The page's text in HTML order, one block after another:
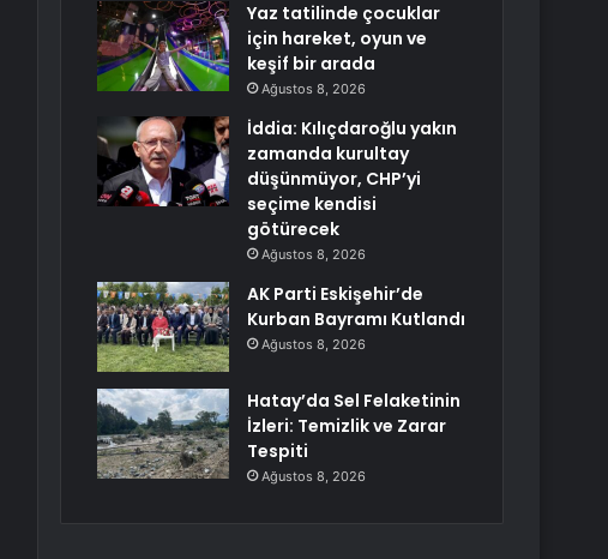
Yaz tatilinde çocuklar
için hareket, oyun ve
keşif bir arada
Ağustos 8, 2026
İddia: Kılıçdaroğlu yakın
zamanda kurultay
düşünmüyor, CHP’yi
seçime kendisi
götürecek
Ağustos 8, 2026
AK Parti Eskişehir’de
Kurban Bayramı Kutlandı
Ağustos 8, 2026
Hatay’da Sel Felaketinin
İzleri: Temizlik ve Zarar
Tespiti
Ağustos 8, 2026